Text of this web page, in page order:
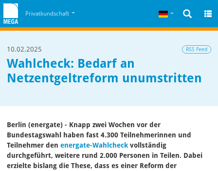
Zum Cookiehinweis
Privatkundschaft Deutsch
10.02.2025 RSS Feed
Wahlcheck: Bedarf an
Netzentgeltreform unumstritten
Berlin (energate) - Knapp zwei Wochen vor der
Bundestagswahl haben fast 4.300 Teilnehmerinnen und
Teilnehmer den energate-Wahlcheck vollständig
durchgeführt, weitere rund 2.000 Personen in Teilen. Dabei
erzielte bislang die These, dass es einer Reform der